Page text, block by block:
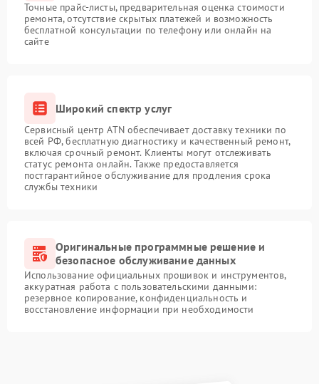
Точные прайс-листы, предварительная оценка стоимости
ремонта, отсутствие скрытых платежей и возможность
бесплатной консультации по телефону или онлайн на
сайте
Широкий спектр услуг
Сервисный центр ATN обеспечивает доставку техники по
всей РФ, бесплатную диагностику и качественный ремонт,
включая срочный ремонт. Клиенты могут отслеживать
статус ремонта онлайн. Также предоставляется
постгарантийное обслуживание для продления срока
службы техники
Оригинальные программные решение и
безопасное обслуживание данных
Использование официальных прошивок и инструментов,
аккуратная работа с пользовательскими данными:
резервное копирование, конфиденциальность и
восстановление информации при необходимости